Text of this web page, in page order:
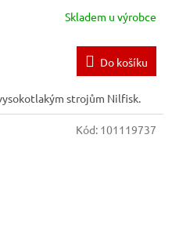
Skladem u výrobce
Do košíku
strojům Nilfisk.
Kód: 101119737